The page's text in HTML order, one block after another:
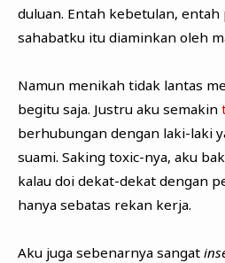
duluan. Entah kebetulan,
sahabatku itu diaminkan oleh
Namun menikah tidak lantas
begitu saja. Justru aku semakin
berhubungan dengan laki-laki
suami. Saking toxic-nya, aku
kalau doi dekat-dekat dengan
hanya sebatas rekan kerja.
Aku juga sebenarnya sangat